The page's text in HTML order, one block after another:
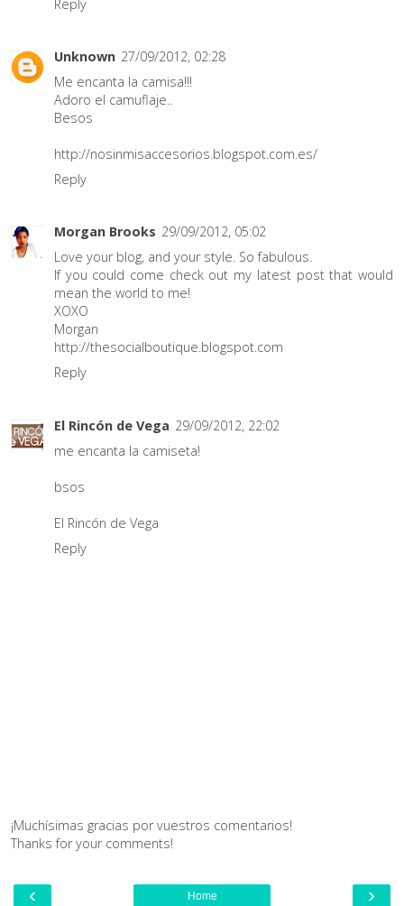
Reply
Unknown 27/09/2012, 02:28
Me encanta la camisa!!!
Adoro el camuflaje..
Besos
http://nosinmisaccesorios.blogspot.com.es/
Reply
Morgan Brooks 29/09/2012, 05:02
Love your blog, and your style. So fabulous.
If you could come check out my latest post that would
mean the world to me!
XOXO
Morgan
http://thesocialboutique.blogspot.com
Reply
El Rincón de Vega 29/09/2012, 22:02
me encanta la camiseta!
bsos
El Rincón de Vega
Reply
¡Muchísimas gracias por vuestros comentarios!
Thanks for your comments!
‹ ›
Home